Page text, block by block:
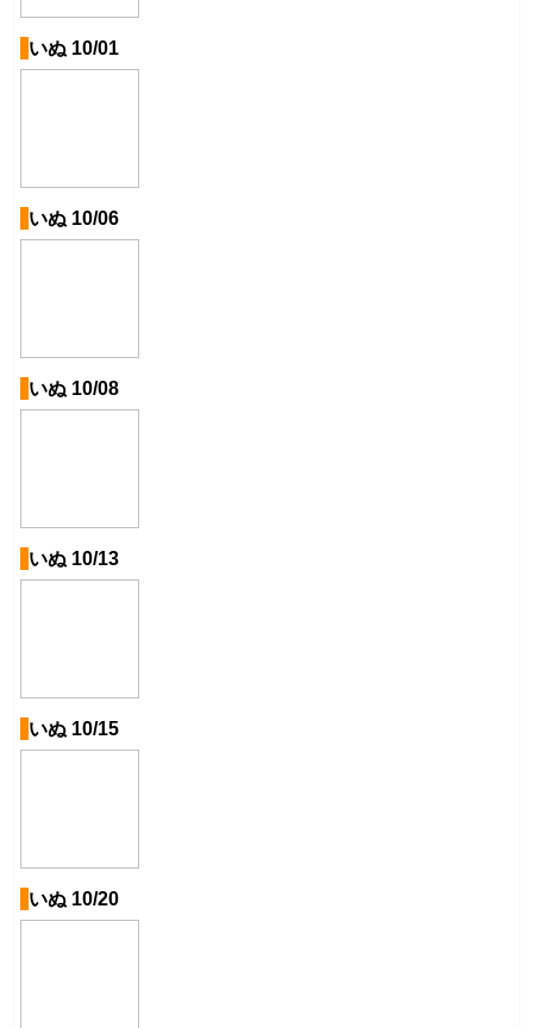
いぬ 10/01
いぬ 10/06
いぬ 10/08
いぬ 10/13
いぬ 10/15
いぬ 10/20